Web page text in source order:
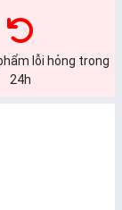
lỗi hỏng trong
24h